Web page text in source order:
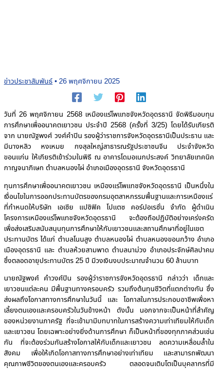
ข่าวประชาสัมพันธ์•26 พฤศจิกายน 2025
วันที่ 26 พฤศจิกายน 2568 เหมืองแร่โพแทชจังหวัดอุดรธานี จัดพิธีมอบทุน
การศึกษาเพื่ออนาคตเยาวชน ประจำปี 2568 (ครั้งที่ 3/25) โดยได้รับเกียรติ
จาก นายณัฐพงศ์ วงศ์คำปิน รองผู้ว่าราชการจังหวัดอุดรธานีเป็นประธาน และ
มีนางหลิว หงเหมย กงสุลใหญ่สาธารณรัฐประชาชนจีน ประจำจังหวัด
ขอนแก่น ให้เกียรติเข้าร่วมในพิธี ณ อาคารโดมอเนกประสงค์ วิทยาลัยเทคนิค
กาญจนาภิเษก ตำบลหนองไผ่ อำเภอเมืองอุดรธานี จังหวัดอุดรธานี
ทุนการศึกษาเพื่ออนาคตเยาวชน เหมืองแร่โพแทชจังหวัดอุดรธานี เป็นหนึ่งใน
เงื่อนไขในการออกประทานบัตรของกรมอุตสาหกรรมพื้นฐานและการเหมืองแร่
ที่กำหนดให้บริษัท เอเซีย แปซิฟิค โปแตซ คอร์ปอเรชั่น จำกัด ผู้ดำเนิน
โครงการเหมืองแร่โพแทชจังหวัดอุดรธานี จะต้องถือปฏิบัติอย่างเคร่งครัด
เพื่อส่งเสริมสนับสนุนทุนการศึกษาให้กับเยาวชนและสถานศึกษาที่อยู่ในเขต
ประทานบัตร ได้แก่ ตำบลโนนสูง ตำบลหนองไผ่ ตำบลหนองขอนกว้าง อำเภอ
เมืองอุดรธานี และ ตำบลห้วยสามพาด ตำบลนาม่วง อำเภอประจักษ์ศิลปาคม
ซึ่งตลอดอายุประทานบัตร 25 ปี มีวงเงินงบประมาณจำนวน 60 ล้านบาท
นายณัฐพงศ์ คำวงศ์ปิน รองผู้ว่าราชการจังหวัดอุดรธานี กล่าวว่า เด็กและ
เยาวชนแต่ละคน มีพื้นฐานทางครอบครัว รวมถึงต้นทุนชีวิตที่แตกต่างกัน ซึ่ง
ส่งผลถึงโอกาสทางการศึกษาในวันนี้ และ โอกาสในการประกอบอาชีพเพื่อหา
เลี้ยงตนเองและครอบครัวในวันข้างหน้า ดังนั้น นอกจากจะเป็นหน้าที่สำคัญ
ของหน่วยงานภาครัฐ ที่จะเข้ามามีบทบาทในการสร้างความเท่าเทียมให้กับเด็ก
และเยาวชน โดยเฉพาะอย่างยิ่งด้านการศึกษา ก็เป็นหน้าที่ของทุกภาคส่วนเช่น
กัน ที่จะต้องร่วมกันสร้างโอกาสให้กับเด็กและเยาวชน ลดความเหลื่อมล้ำใน
สังคม เพื่อให้เกิดโอกาสทางการศึกษาอย่างเท่าเทียม และสามารถพัฒนา
คุณภาพชีวิตของตนเองและครอบครัว ตลอดจนเติบโตเป็นบุคลากรที่มี